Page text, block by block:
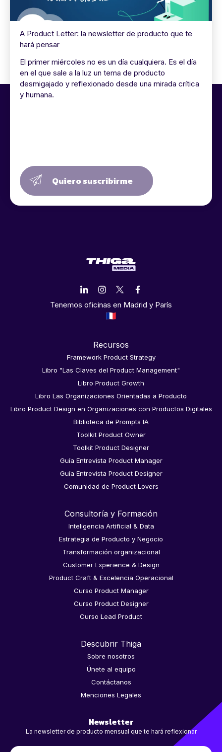
A Product Letter: la newsletter de producto que te
hará pensar
El primer miércoles no es un día cualquiera. Es el día
en el que sale a la luz un tema de producto
desmigajado y reflexionado desde una mirada crítica
y humana.
Quiero suscribirme
Tenemos oficinas en Madrid y París
Recursos
Framework Product Strategy
Libro "Las Claves del Product Management"
Libro Product Growth
Libro Las Organizaciones Orientadas a Producto
Libro Product Design en Organizaciones con Productos Digitales
Biblioteca de Prompts IA
Toolkit Product Owner
Toolkit Product Designer
Guía Entrevista Product Manager
Guía Entrevista Product Designer
Comunidad de Product Lovers
Consultoría y Formación
Inteligencia Artificial & Data
Estrategia de Producto y Negocio
Transformación organizacional
Customer Experience & Design
Product Craft & Excelencia Operacional
Curso Product Manager
Curso Product Designer
Curso Lead Product
Descubrir Thiga
Sobre nosotros
Únete al equipo
Contáctanos
Menciones Legales
Newsletter
La newsletter de producto mensual que te hará reflexionar